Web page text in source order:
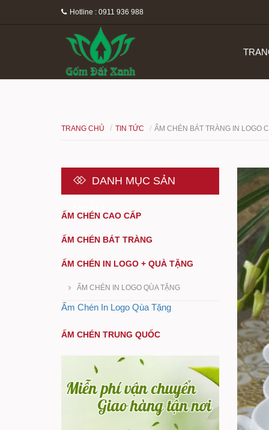
Hotline : 0911 936 988
TRANG CHỦ TIN TỨC ẤM CHÉN BÁT TRÀNG IN LOGO
DANH MỤC SẢN
PHẨM
ẤM CHÉN CAO CẤP
ẤM CHÉN BÁT TRÀNG
ẤM CHÉN IN LOGO + QUÀ TẶNG
ẤM CHÉN IN LOGO QÙA TẶNG
Ấm Chén In Logo Qùa Tặng
ẤM CHÉN TRUNG QUỐC